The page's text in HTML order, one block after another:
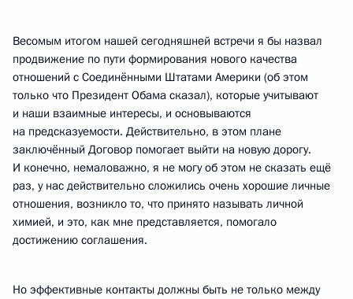
Весомым итогом нашей сегодняшней встречи я бы назвал
продвижение по пути формирования нового качества
отношений с Соединёнными Штатами Америки (об этом
только что Президент Обама сказал), которые учитывают
и наши взаимные интересы, и основываются
на предсказуемости. Действительно, в этом плане
заключённый Договор помогает выйти на новую дорогу.
И конечно, немаловажно, я не могу об этом не сказать ещё
раз, у нас действительно сложились очень хорошие личные
отношения, возникло то, что принято называть личной
химией, и это, как мне представляется, помогало
достижению соглашения.
Но эффективные контакты должны быть не только между